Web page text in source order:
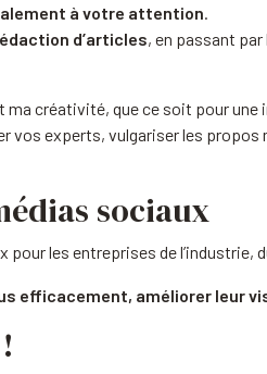
à votre attention.
d’articles, en passant par
créativité, que ce soit pour
vos experts, vulgariser les propos
sociaux
pour les entreprises de l’industrie,
efficacement, améliorer leur